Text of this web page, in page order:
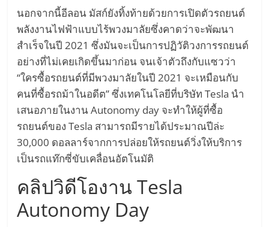
โดรน
พลังงาน
ไฟฟ้า
หมุนเวียน
นอกจากนี้อีลอน มัสก์ยังทิ้งท้ายด้วยการเปิดตัวรถยนต์
พลังงานไฟฟ้าแบบไร้พวงมาลัยซึ่งคาดว่าจะพัฒนา
สำเร็จในปี 2021 ซึ่งมันจะเป็นการปฏิวัติวงการรถยนต์
อย่างที่ไม่เคยเกิดขึ้นมาก่อน จนเจ้าตัวถึงกับแซวว่า
“ใครซื้อรถยนต์ที่มีพวงมาลัยในปี 2021 จะเหมือนกับ
คนที่ซื้อรถม้าในอดีต” ซึ่งเทคโนโลยีที่บริษัท Tesla นำ
เสนอภายในงาน Autonomy day จะทำให้ผู้ที่ซื้อ
รถยนต์ของ Tesla สามารถมีรายได้ประมาณปีล่ะ
30,000 ดอลลาร์จากการปล่อยให้รถยนต์วิ่งให้บริการ
เป็นรถแท๊กซี่ขับเคลื่อนอัตโนมัติ
คลิปวิดีโองาน Tesla
Autonomy Day